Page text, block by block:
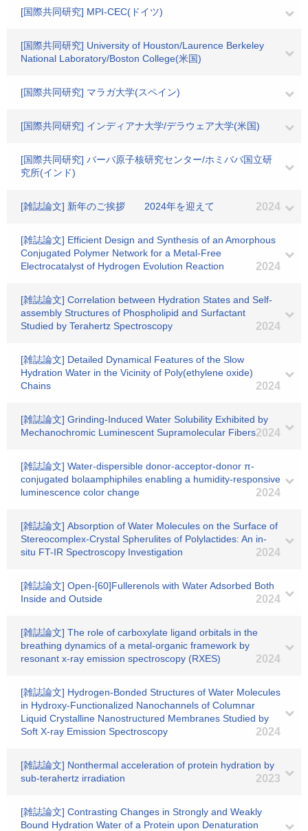
[国際共同研究] MPI-CEC(ドイツ)
[国際共同研究] University of Houston/Laurence Berkeley
National Laboratory/Boston College(米国)
[国際共同研究] マラガ大学(スペイン)
[国際共同研究] インディアナ大学/デラウェア大学(米国)
[国際共同研究] バーバ原子核研究センター/ホミババ国立研
究所(インド)
[雑誌論文] 新年のご挨拶 2024年を迎えて 2024
[雑誌論文] Efficient Design and Synthesis of an Amorphous
Conjugated Polymer Network for a Metal-Free
Electrocatalyst of Hydrogen Evolution Reaction
2024
[雑誌論文] Correlation between Hydration States and Self-
assembly Structures of Phospholipid and Surfactant
Studied by Terahertz Spectroscopy
2024
[雑誌論文] Detailed Dynamical Features of the Slow
Hydration Water in the Vicinity of Poly(ethylene oxide)
Chains
2024
[雑誌論文] Grinding-Induced Water Solubility Exhibited by
Mechanochromic Luminescent Supramolecular Fibers2024
[雑誌論文] Water-dispersible donor-acceptor-donor π-
conjugated bolaamphiphiles enabling a humidity-responsive
luminescence color change
2024
[雑誌論文] Absorption of Water Molecules on the Surface of
Stereocomplex-Crystal Spherulites of Polylactides: An in-
situ FT-IR Spectroscopy Investigation
2024
[雑誌論文] Open-[60]Fullerenols with Water Adsorbed Both
Inside and Outside
2024
[雑誌論文] The role of carboxylate ligand orbitals in the
breathing dynamics of a metal-organic framework by
resonant x-ray emission spectroscopy (RXES)
2024
[雑誌論文] Hydrogen-Bonded Structures of Water Molecules
in Hydroxy-Functionalized Nanochannels of Columnar
Liquid Crystalline Nanostructured Membranes Studied by
Soft X-ray Emission Spectroscopy
2024
[雑誌論文] Nonthermal acceleration of protein hydration by
sub-terahertz irradiation
2023
[雑誌論文] Contrasting Changes in Strongly and Weakly
Bound Hydration Water of a Protein upon Denaturation